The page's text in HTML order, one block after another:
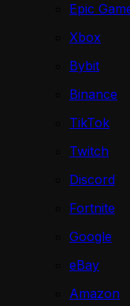
Epic
Xbox
Bybit
Binance
TikTok
Twitch
Discord
Fortnite
Google
eBay
Amazon